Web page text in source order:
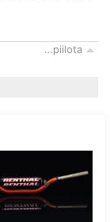
…piilota